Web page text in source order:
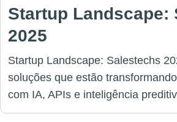
Startup Landscape:
2025
Startup Landscape: Salestechs
soluções que estão
com IA, APIs e inteligência